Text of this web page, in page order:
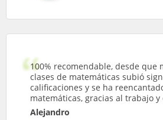
100% recomendable, desde que
clases de matemáticas subió
calificaciones y se ha
matemáticas, gracias al trabajo y
Alejandro